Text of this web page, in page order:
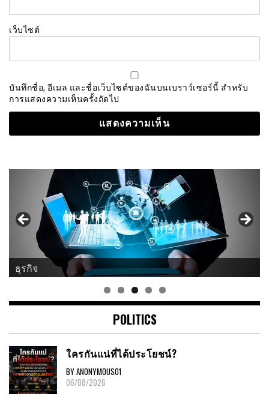
เว็บไซต์
บันทึกชื่อ, อีเมล และชื่อเว็บไซต์ของฉันบนเบราว์เซอร์นี้ สำหรับ
การแสดงความเห็นครั้งถัดไป
ธุรกิจ
POLITICS
ใครกันแน่ที่ได้ประโยชน์?
BY ANONYMOUS01
06/08/2026